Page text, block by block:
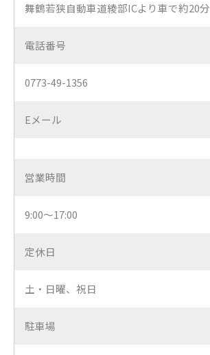
舞鶴若狭自動車道綾部ICより車で約20分
電話番号
0773-49-1356
Eメール
営業時間
9:00～17:00
定休日
土・日曜、祝日
駐車場